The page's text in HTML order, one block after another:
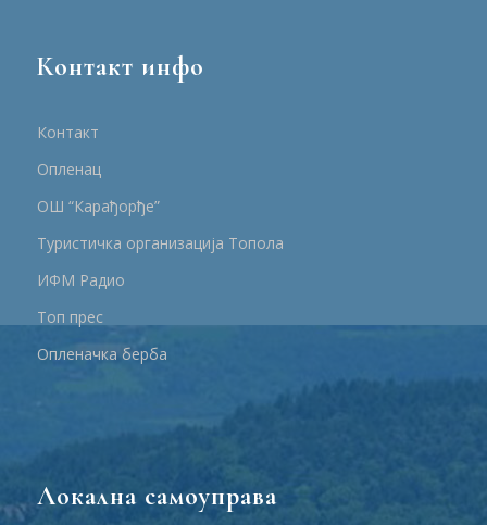
Контакт инфо
Контакт
Опленац
ОШ “Карађорђе”
Туристичка организација Топола
ИФМ Радио
Топ прес
Опленачка берба
Локална самоуправа